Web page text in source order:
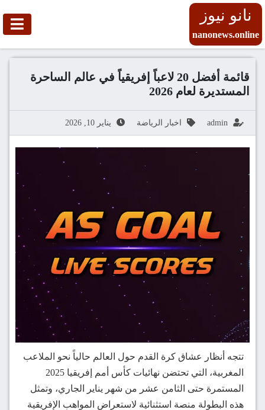
نانو نيوز
nanonews.online
قائمة أفضل 20 لاعباً إفريقياً في عالم الساحرة
المستديرة لعام 2026
admin اخبار الرياضة يناير 10, 2026
تتجه أنظار عشاق كرة القدم حول العالم حالياً نحو الملاعب
المغربية، التي تحتضن نهائيات كأس أمم إفريقيا 2025
المستمرة حتى الثامن عشر من شهر يناير الجاري، وتمثل
هذه البطولة منصة استثنائية لاستعراض المواهب الإفريقية